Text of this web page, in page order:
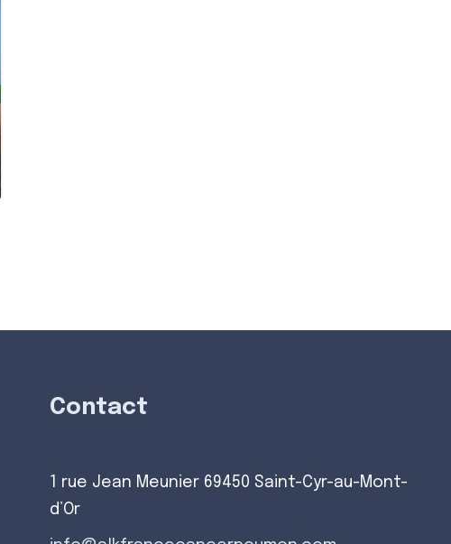
Contact
1 rue Jean Meunier 69450 Saint-Cyr-au-Mont-
d’Or